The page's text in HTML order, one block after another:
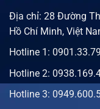
Địa chỉ: 28 Đường
Hồ Chí Minh, Việt
Hotline 1:
Hotline 2:
Hotline 3: